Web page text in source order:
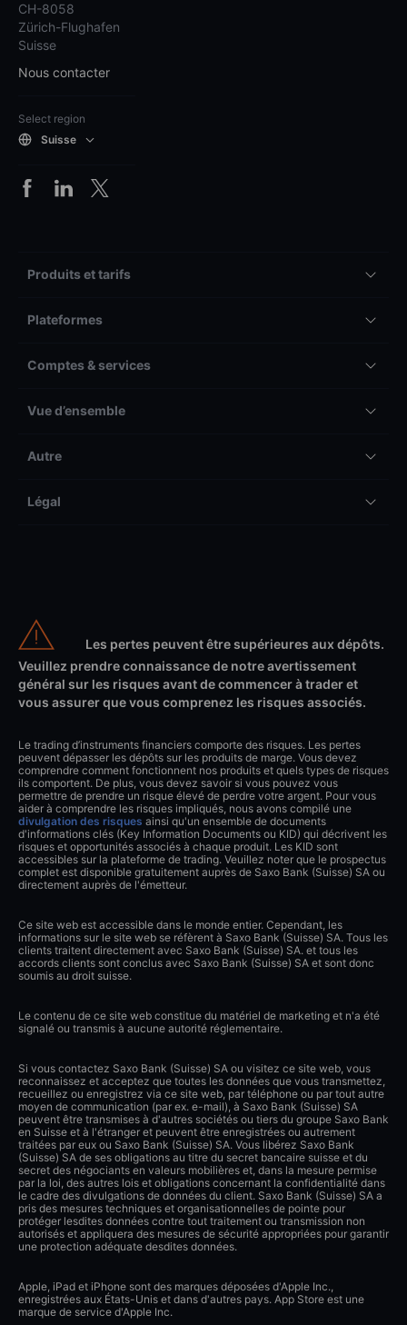
CH-8058
Zürich-Flughafen
Suisse
Nous contacter
Select region
Suisse
Produits et tarifs
Plateformes
Comptes & services
Vue d’ensemble
Autre
Légal
Les pertes peuvent être supérieures aux dépôts.
Veuillez prendre connaissance de notre avertissement
général sur les risques avant de commencer à trader et
vous assurer que vous comprenez les risques associés.
Le trading d’instruments financiers comporte des risques. Les pertes
peuvent dépasser les dépôts sur les produits de marge. Vous devez
comprendre comment fonctionnent nos produits et quels types de risques
ils comportent. De plus, vous devez savoir si vous pouvez vous
permettre de prendre un risque élevé de perdre votre argent. Pour vous
aider à comprendre les risques impliqués, nous avons compilé une
divulgation des risques ainsi qu'un ensemble de documents
d'informations clés (Key Information Documents ou KID) qui décrivent les
risques et opportunités associés à chaque produit. Les KID sont
accessibles sur la plateforme de trading. Veuillez noter que le prospectus
complet est disponible gratuitement auprès de Saxo Bank (Suisse) SA ou
directement auprès de l'émetteur.
Ce site web est accessible dans le monde entier. Cependant, les
informations sur le site web se réfèrent à Saxo Bank (Suisse) SA. Tous les
clients traitent directement avec Saxo Bank (Suisse) SA. et tous les
accords clients sont conclus avec Saxo Bank (Suisse) SA et sont donc
soumis au droit suisse.
Le contenu de ce site web constitue du matériel de marketing et n'a été
signalé ou transmis à aucune autorité réglementaire.
Si vous contactez Saxo Bank (Suisse) SA ou visitez ce site web, vous
reconnaissez et acceptez que toutes les données que vous transmettez,
recueillez ou enregistrez via ce site web, par téléphone ou par tout autre
moyen de communication (par ex. e-mail), à Saxo Bank (Suisse) SA
peuvent être transmises à d'autres sociétés ou tiers du groupe Saxo Bank
en Suisse et à l'étranger et peuvent être enregistrées ou autrement
traitées par eux ou Saxo Bank (Suisse) SA. Vous libérez Saxo Bank
(Suisse) SA de ses obligations au titre du secret bancaire suisse et du
secret des négociants en valeurs mobilières et, dans la mesure permise
par la loi, des autres lois et obligations concernant la confidentialité dans
le cadre des divulgations de données du client. Saxo Bank (Suisse) SA a
pris des mesures techniques et organisationnelles de pointe pour
protéger lesdites données contre tout traitement ou transmission non
autorisés et appliquera des mesures de sécurité appropriées pour garantir
une protection adéquate desdites données.
Apple, iPad et iPhone sont des marques déposées d'Apple Inc.,
enregistrées aux États-Unis et dans d'autres pays. App Store est une
marque de service d'Apple Inc.